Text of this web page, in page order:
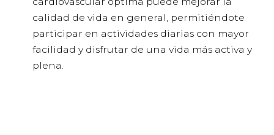
calidad de vida en general, permitiéndote
participar en actividades diarias con mayor
facilidad y disfrutar de una vida más activa y
plena.